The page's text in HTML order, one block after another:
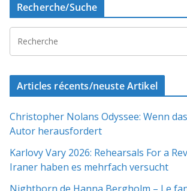
Recherche/Suche
Articles récents/neuste Artikel
Christopher Nolans Odyssee: Wenn
Autor herausfordert
Karlovy Vary 2026: Rehearsals For a
Iraner haben es mehrfach versucht